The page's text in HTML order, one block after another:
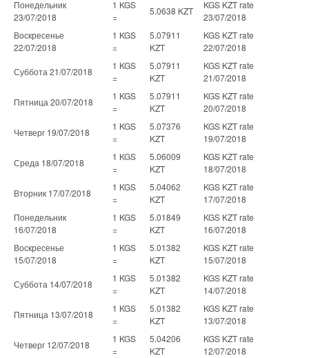
Понедельник
23/07/2018
1 KGS
=
5.0638 KZT
KGS KZT rate
23/07/2018
Воскресенье
22/07/2018
1 KGS
=
5.07911
KZT
KGS KZT rate
22/07/2018
Суббота 21/07/2018
1 KGS
=
5.07911
KZT
KGS KZT rate
21/07/2018
Пятница 20/07/2018
1 KGS
=
5.07911
KZT
KGS KZT rate
20/07/2018
Четверг 19/07/2018
1 KGS
=
5.07376
KZT
KGS KZT rate
19/07/2018
Среда 18/07/2018
1 KGS
=
5.06009
KZT
KGS KZT rate
18/07/2018
Вторник 17/07/2018
1 KGS
=
5.04062
KZT
KGS KZT rate
17/07/2018
Понедельник
16/07/2018
1 KGS
=
5.01849
KZT
KGS KZT rate
16/07/2018
Воскресенье
15/07/2018
1 KGS
=
5.01382
KZT
KGS KZT rate
15/07/2018
Суббота 14/07/2018
1 KGS
=
5.01382
KZT
KGS KZT rate
14/07/2018
Пятница 13/07/2018
1 KGS
=
5.01382
KZT
KGS KZT rate
13/07/2018
Четверг 12/07/2018
1 KGS
=
5.04206
KZT
KGS KZT rate
12/07/2018